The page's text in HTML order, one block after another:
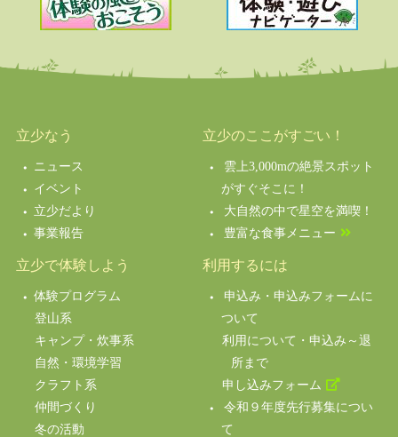
立少なう
ニュース
イベント
立少だより
事業報告
立少のここがすごい！
雲上3,000mの絶景スポット
がすぐそこに！
大自然の中で星空を満喫！
豊富な食事メニュー
立少で体験しよう
体験プログラム
登山系
キャンプ・炊事系
自然・環境学習
クラフト系
仲間づくり
冬の活動
利用するには
申込み・申込みフォームに
ついて
利用について・申込み～退
所まで
申し込みフォーム
令和９年度先行募集につい
て